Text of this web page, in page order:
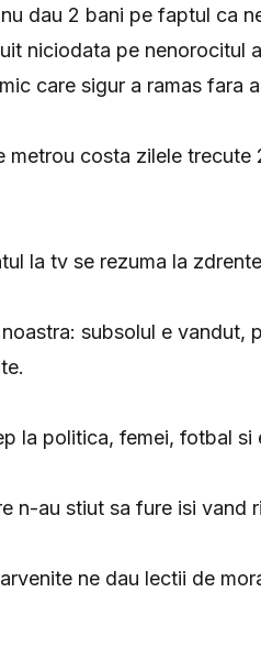
dau 2 bani pe faptul ca
niciodata pe nenorocitul
care sigur a ramas fara
metrou costa zilele
la tv se rezuma la
subsolul e vandut,
la politica, femei, fotbal si
n-au stiut sa fure isi vand
ne dau lectii de